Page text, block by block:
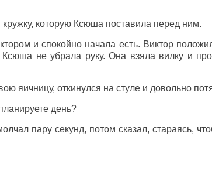
кружку, которую Ксюша поставила перед ним.
и спокойно начала есть. Виктор
не убрала руку. Она взяла вилку и
яичницу, откинулся на стуле и довольно
день?
пару секунд, потом сказал, стараясь,